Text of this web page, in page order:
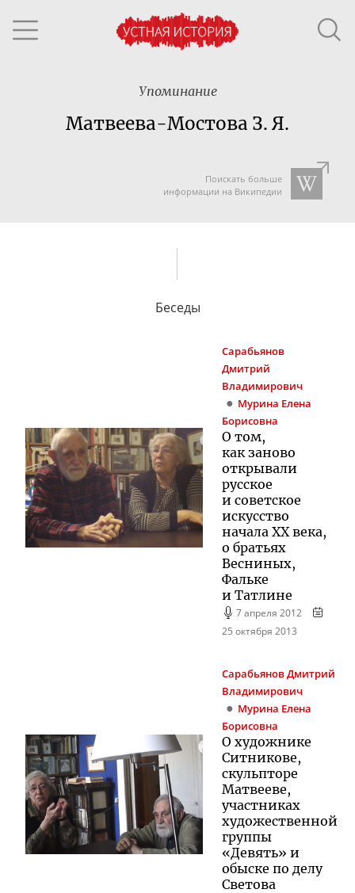
Упоминание
Матвеева-Мостова З. Я.
Поискать больше
информации на Википедии
Беседы
Сарабьянов
Дмитрий
Владимирович
Мурина Елена
Борисовна
О том,
как заново
открывали
русское
и советское
искусство
начала XX века,
о братьях
Весниных,
Фальке
и Татлине
7 апреля 2012
25 октября 2013
СарабьяновДмитрий
Владимирович
Мурина Елена
Борисовна
О художнике
Ситникове,
скульпторе
Матвееве,
участниках
художественной
группы
«Девять» и
обыске по делу
Светова